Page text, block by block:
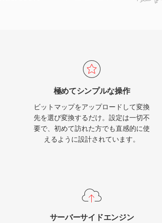
極めてシンプルな操作
ビットマップをアップロードして変換
先を選び変換するだけ。設定は一切不
要で、初めて訪れた方でも直感的に使
えるように設計されています。
サーバーサイドエンジン